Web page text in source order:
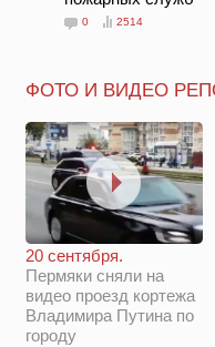
0 2514
ФОТО И ВИДЕО
20 сентября.
Пермяки сняли на
видео проезд кортежа
Владимира Путина по
городу